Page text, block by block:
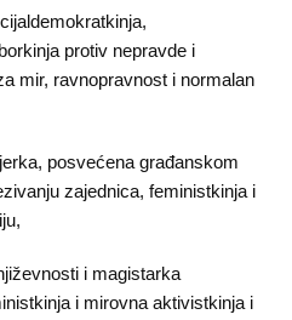
protiv nepravde i
mir, ravnopravnost i normalan
posvećena građanskom
zajednica, feministkinja i
i magistarka
i mirovna aktivistkinja i